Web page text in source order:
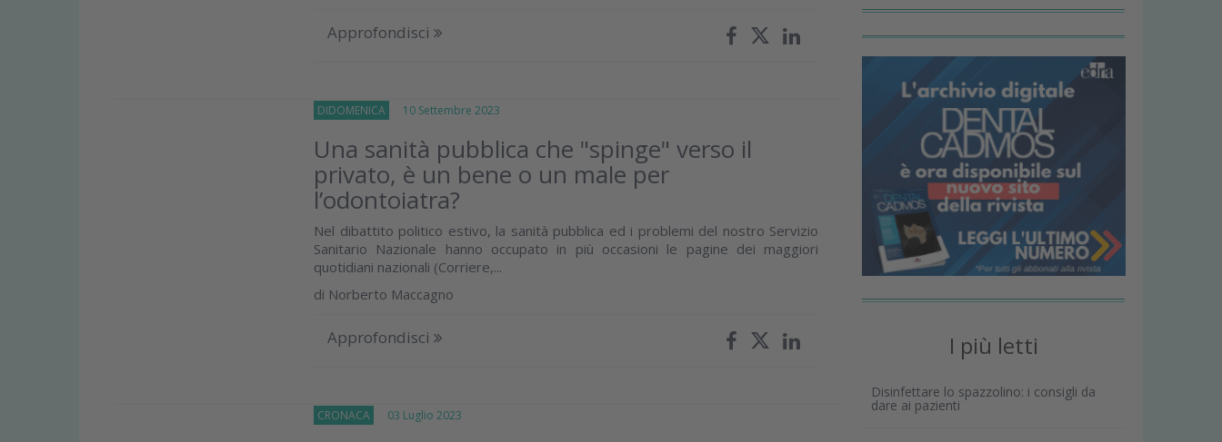
Approfondisci
DIDOMENICA 10 Settembre 2023
Una sanità pubblica che "spinge" verso il
privato, è un bene o un male per
l’odontoiatra?
Nel dibattito politico estivo, la sanità pubblica ed i problemi del nostro Servizio
Sanitario Nazionale hanno occupato in più occasioni le pagine dei maggiori
quotidiani nazionali (Corriere,...
di Norberto Maccagno
Approfondisci
CRONACA 03 Luglio 2023
I più letti
Disinfettare lo spazzolino: i consigli da
dare ai pazienti